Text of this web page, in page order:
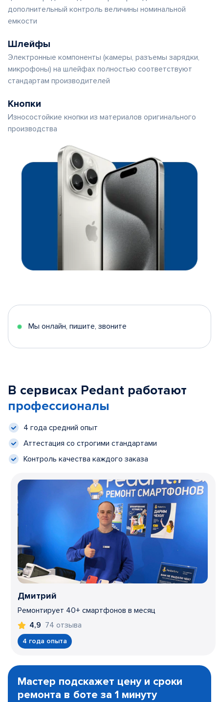
дополнительный контроль величины номинальной
емкости
Шлейфы
Электронные компоненты (камеры, разъемы зарядки,
микрофоны) на шлейфах полностью соответствуют
стандартам производителей
Кнопки
Износостойкие кнопки из материалов оригинального
производства
Мы онлайн, пишите, звоните
В сервисах Pedant работают
профессионалы
4 года средний опыт
Аттестация со строгими стандартами
Контроль качества каждого заказа
Дмитрий
Ремонтирует 40+ смартфонов в месяц
4,9 74 отзыва
4 года опыта
1
Мастер подскажет цену и сроки
ремонта в боте за 1 минуту